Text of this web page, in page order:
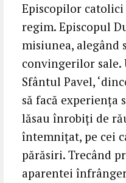
Episcopilor
regim. Episcopul
misiunea, alegând
convingerilor sale.
Sfântul Pavel,
să facă experienţa
lăsau înrobiţi de
întemniţat, pe cei
părăsiri. Trecând
aparentei